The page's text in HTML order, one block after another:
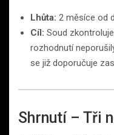
Lhůta: 2 měsíce od
Cíl: Soud
rozhodnutí
se již doporučuje
Shrnutí – Tři